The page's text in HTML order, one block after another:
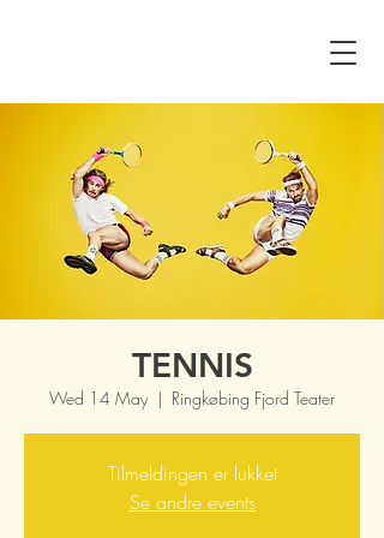
TENNIS
Wed 14 May
  |
Ringkøbing Fjord Teater
Tilmeldingen er lukket
Se andre events